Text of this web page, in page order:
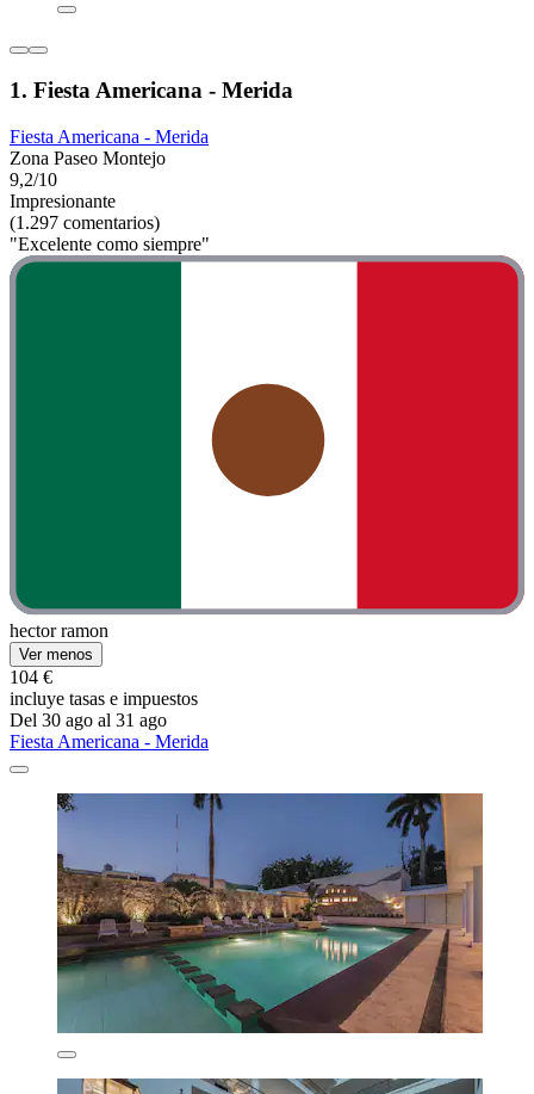
1. Fiesta Americana - Merida
Fiesta Americana - Merida
Zona Paseo Montejo
9,2/10
Impresionante
(1.297 comentarios)
"Excelente como siempre"
hector ramon
Ver menos
104 €
incluye tasas e impuestos
Del 30 ago al 31 ago
Fiesta Americana - Merida